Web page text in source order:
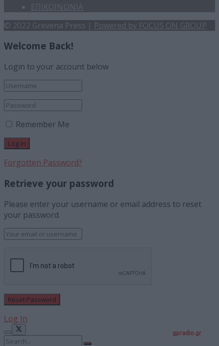
ΕΠΙΚΟΙΝΩΝΙΑ
© 2022 Grevena Press | Powered by FOCUS ON GROUP
Welcome Back!
Login to your account below
Remember Me
Forgotten Password?
Retrieve your password
Please enter your username or email address to reset
your password.
Log In
gpradio.gr